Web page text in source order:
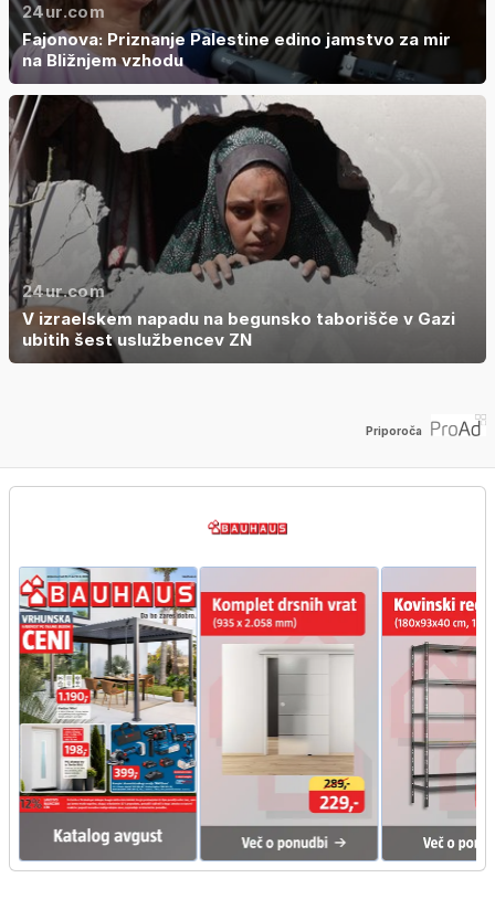
24ur.com
Fajonova: Priznanje Palestine edino jamstvo za mir
na Bližnjem vzhodu
24ur.com
V izraelskem napadu na begunsko taborišče v Gazi
ubitih šest uslužbencev ZN
Priporoča